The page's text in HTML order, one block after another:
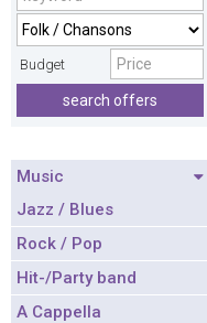
Budget
search offers
Music
Jazz / Blues
Rock / Pop
Hit-/Party band
A Cappella